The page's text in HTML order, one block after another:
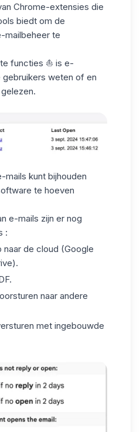
Chrome-extensies die
biedt om de
mailbeheer te
functies ⛵️ is e-
gebruikers weten of en
mails kunt bijhouden
te hoeven
e-mails zijn er nog
:
de cloud (Google
naar andere
met ingebouwde